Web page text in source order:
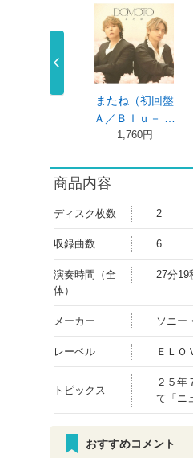
たね（初回盤
またね（初回盤
Ａ／Ｂｌｕ－ …
1,760円
商品内容
ディスク枚数 2
収録曲数 6
演奏時間（全
体）
27分19
メーカー ソニー
レーベル ＥＬＯ
トピックス
２５年
て「ニ
おすすめコメント